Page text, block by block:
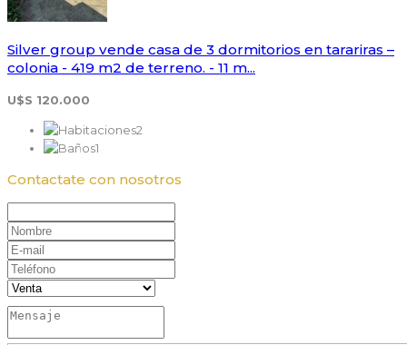
Silver group vende casa de 3 dormitorios en tarariras –
colonia - 419 m2 de terreno. - 11 m...
U$S 120.000
2
1
Contactate con nosotros